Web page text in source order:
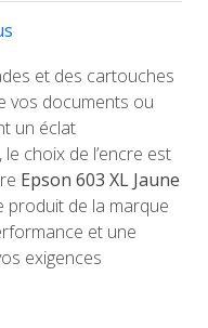
et des cartouches
vos documents ou
un éclat
choix de l’encre est
Epson 603 XL Jaune
produit de la marque
et une
exigences